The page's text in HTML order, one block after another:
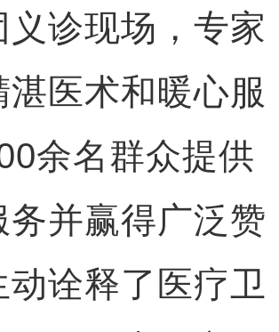
义诊现场，专家
湛医术和暖心服
余名群众提供
务并赢得广泛赞
动诠释了医疗卫